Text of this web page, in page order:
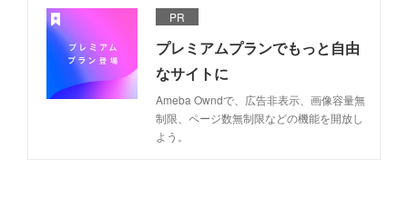
PR
プレミアムプランでもっと自由
なサイトに
Ameba Owndで、広告非表示、画像容量無
制限、ページ数無制限などの機能を開放し
よう。